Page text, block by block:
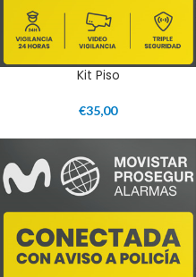
Kit Piso
€35,00